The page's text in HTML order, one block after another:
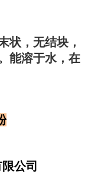
状，无结块，
能溶于水，在
公司